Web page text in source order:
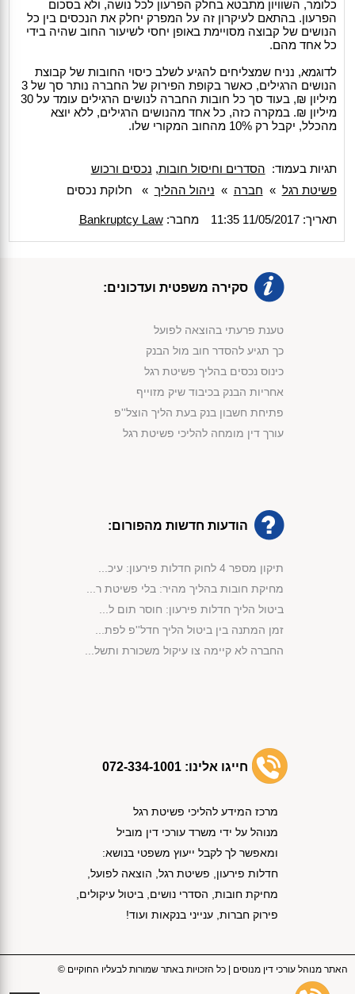
כלומר, השוויון מתבטא בחלק הפרעון לכל נושה, ולא בסכום
הפרעון. בהתאם לעיקרון זה על המפרק יחלק את הנכסים בין כל
הנושים של קבוצה מסויימת באופן יחסי לשיעור החוב שהיה בידי
כל אחד מהם.
לדוגמא, נניח שמצליחים להגיע לשלב כיסוי החובות של קבוצת
הנושים הרגילים, כאשר בקופת הפירוק של החברה נותר סך של 3
מיליון ₪, בעוד סך כל חובות החברה לנושים הרגילים עומד על 30
מיליון ₪. במקרה כזה, כל אחד מהנושים הרגילים, ללא יוצא
מהכלל, יקבל רק 10% מהחוב המקורי שלו.
תגיות בעמוד: הסדרים וחיסול חובות, נכסים ורכוש
פשיטת רגל » חברה » ניהול ההליך » חלוקת נכסים
תאריך: 11/05/2017 11:35 מחבר:Bankruptcy Law
סקירה משפטית ועדכונים:
טענת פרעתי בהוצאה לפועל
כך תגיע להסדר חוב מול הבנק
כינוס נכסים בהליך פשיטת רגל
אחריות הבנק בכיבוד שיק מזוייף
פתיחת חשבון בנק בעת הליך הוצל''פ
עורך דין מומחה להליכי פשיטת רגל
הודעות חדשות מהפורום:
תיקון מספר 4 לחוק חדלות פירעון: עיכ...
מחיקת חובות בהליך מהיר: בלי פשיטת ר...
ביטול הליך חדלות פירעון: חוסר תום ל...
זמן המתנה בין ביטול הליך חדל''פ לפת...
החברה לא קיימה צו עיקול משכורת ותשל...
אישור הסדר הנושים לפי סעיף 87 לחוק ...
אי תשלום חוב מזונות הוביל לביטול הל...
התנהלות בחוסר תום לב הובילה לביטול ...
נפתח לך תיק הוצאה לפועל לאחר שקיבלת...
פתיחת תיק הוצל''פ ללא מסירת אזהרה א...
אישור הסדר חוב לחברת בניה חרף התנגד...
מתי ניתן לממש קצבת פנסיה של חייב לצ...
ניסיון להתחמק מחוב בטענה שהפכה לחבר...
חייגו אלינו: 072-334-1001
מרכז המידע להליכי פשיטת רגל
מנוהל על ידי משרד עורכי דין מוביל
ומאפשר לך לקבל ייעוץ משפטי בנושא:
חדלות פירעון, פשיטת רגל, הוצאה לפועל,
מחיקת חובות, הסדרי נושים, ביטול עיקולים,
פירוק חברות, ענייני בנקאות ועוד!
האתר מנוהל עורכי דין מנוסים | כל הזכויות באתר שמורות לבעליו החוקיים ©